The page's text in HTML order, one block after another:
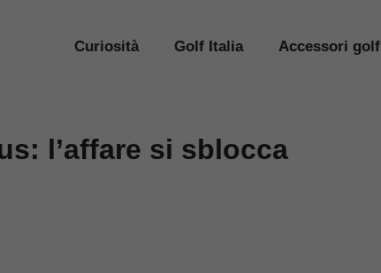
Curiosità Golf Italia Accessori golf
l’affare si sblocca